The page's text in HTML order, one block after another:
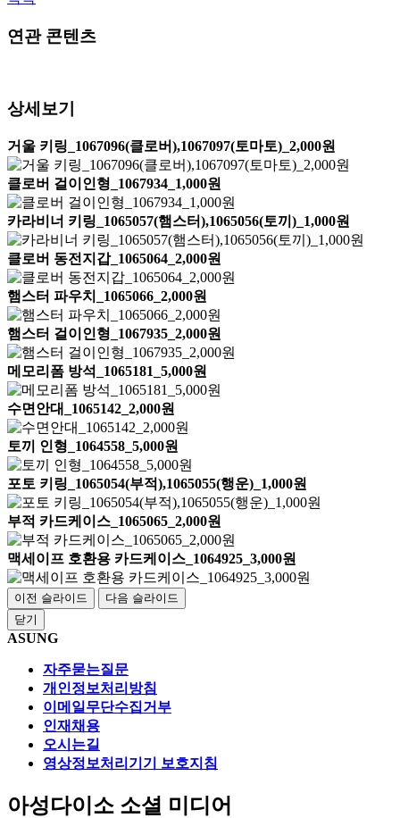
연관 콘텐츠
상세보기
거울 키링_1067096(클로버),1067097(토마토)_2,000원
클로버 걸이인형_1067934_1,000원
카라비너 키링_1065057(햄스터),1065056(토끼)_1,000원
클로버 동전지갑_1065064_2,000원
햄스터 파우치_1065066_2,000원
햄스터 걸이인형_1067935_2,000원
메모리폼 방석_1065181_5,000원
수면안대_1065142_2,000원
토끼 인형_1064558_5,000원
포토 키링_1065054(부적),1065055(행운)_1,000원
부적 카드케이스_1065065_2,000원
맥세이프 호환용 카드케이스_1064925_3,000원
이전 슬라이드
다음 슬라이드
닫기
ASUNG
자주묻는질문
개인정보처리방침
이메일무단수집거부
인재채용
오시는길
영상정보처리기기 보호지침
아성다이소 소셜 미디어